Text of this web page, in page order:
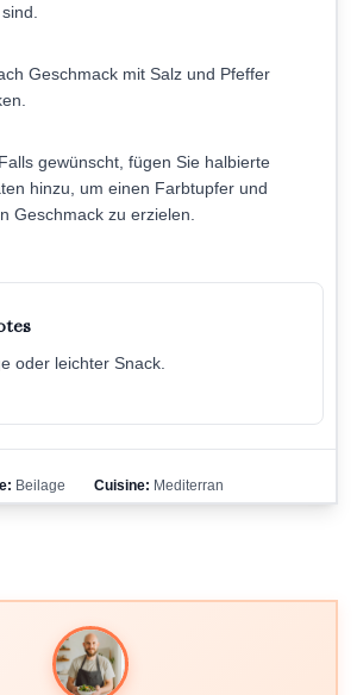
Geschmack mit Salz und Pfeffer
gewünscht, fügen Sie halbierte
hinzu, um einen Farbtupfer und
Geschmack zu erzielen.
oder leichter Snack.
Beilage Cuisine: Mediterran